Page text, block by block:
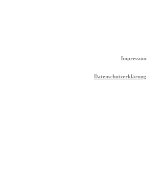
Impressum
Datenschutzerklärung